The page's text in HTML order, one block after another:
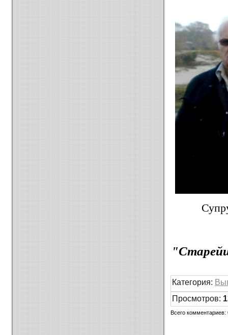
Категория:
Просмотров:
Всего комментариев: